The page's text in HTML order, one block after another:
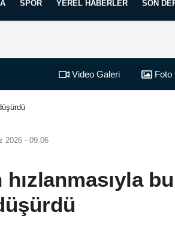
SPOR YEREL HABERLER SON
Video Galeri Foto
2026 - 09:06
bu